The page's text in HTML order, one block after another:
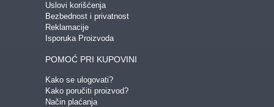
Uslovi korišćenja
Bezbednost i privatnost
Reklamacije
Isporuka Proizvoda
POMOĆ PRI KUPOVINI
Kako se ulogovati?
Kako poručiti proizvod?
Način plaćanja